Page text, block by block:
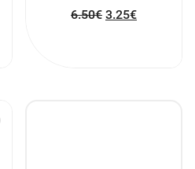
6.50€ 3.25€